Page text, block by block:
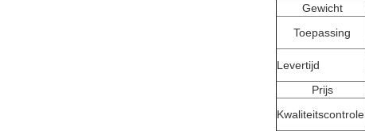
Gewicht
Toepassing
Levertijd
Prijs
Kwaliteitscontrole